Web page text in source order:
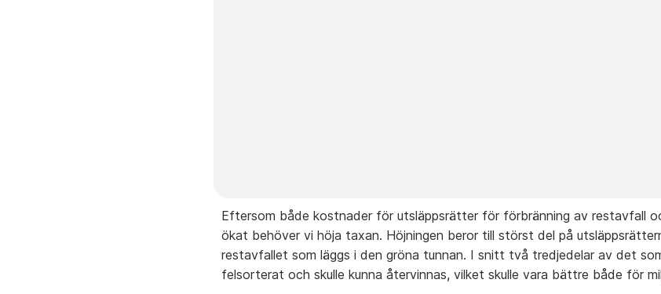
Eftersom både kostnader för utsläppsrätter för förbränning av restavfall
ökat behöver vi höja taxan. Höjningen beror till störst del på
restavfallet som läggs i den gröna tunnan. I snitt två tredjedelar av det
felsorterat och skulle kunna återvinnas, vilket skulle vara bättre både för